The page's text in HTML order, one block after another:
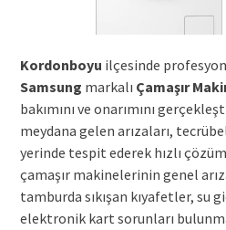
Kordonboyu ilçesinde
Samsung markalı Çamaşır
bakımını ve onarımını
meydana gelen arızaları,
yerinde tespit ederek hızlı
çamaşır makinelerinin genel
tamburda sıkışan kıyafetler, su
elektronik kart sorunları